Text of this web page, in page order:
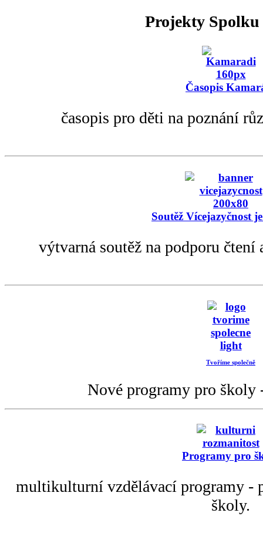
Projekty Spolku
Časopis
časopis pro děti na poznání
Soutěž Vícejazyčnost
výtvarná soutěž na podporu
Tvoříme společně
Nové programy pro
Programy pro
multikulturní vzdělávací programy -
školy.